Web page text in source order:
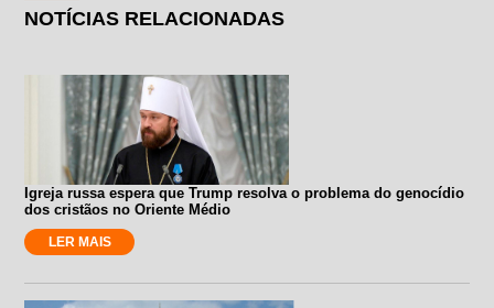
NOTÍCIAS RELACIONADAS
Igreja russa espera que Trump resolva o problema do genocídio
dos cristãos no Oriente Médio
LER MAIS